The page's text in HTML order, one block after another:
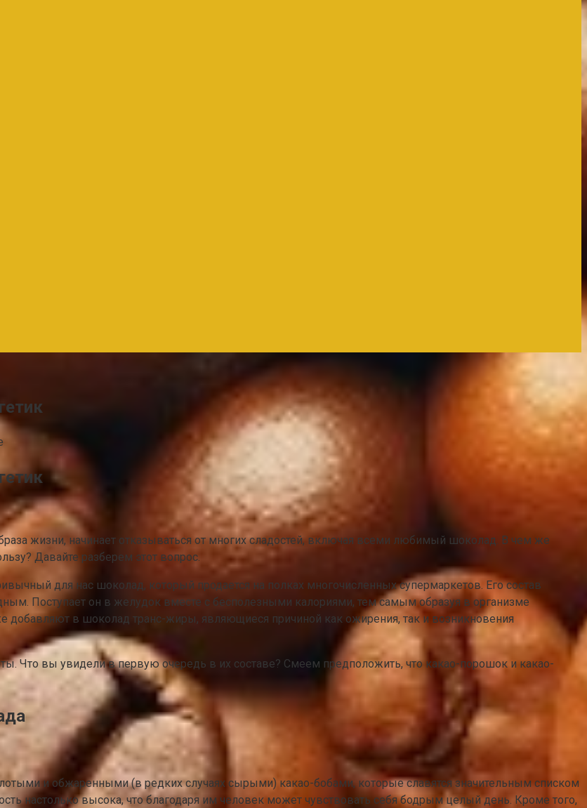
жизни, начинает отказываться от многих сладостей, включая всеми любимый шоколад. В чем же
Давайте разберем этот вопрос.
для нас шоколад, который продается на полках многочисленных супермаркетов. Его состав
Поступает он в желудок вместе с бесполезными калориями, тем самым образуя в организме
добавляют в шоколад транс-жиры, являющиеся причиной как ожирения, так и возникновения
Что вы увидели в первую очередь в их составе? Смеем предположить, что какао-порошок и какао-
и обжаренными (в редких случаях сырыми) какао-бобами, которые славятся значительным списком
настолько высока, что благодаря им человек может чувствовать себя бодрым целый день. Кроме того,